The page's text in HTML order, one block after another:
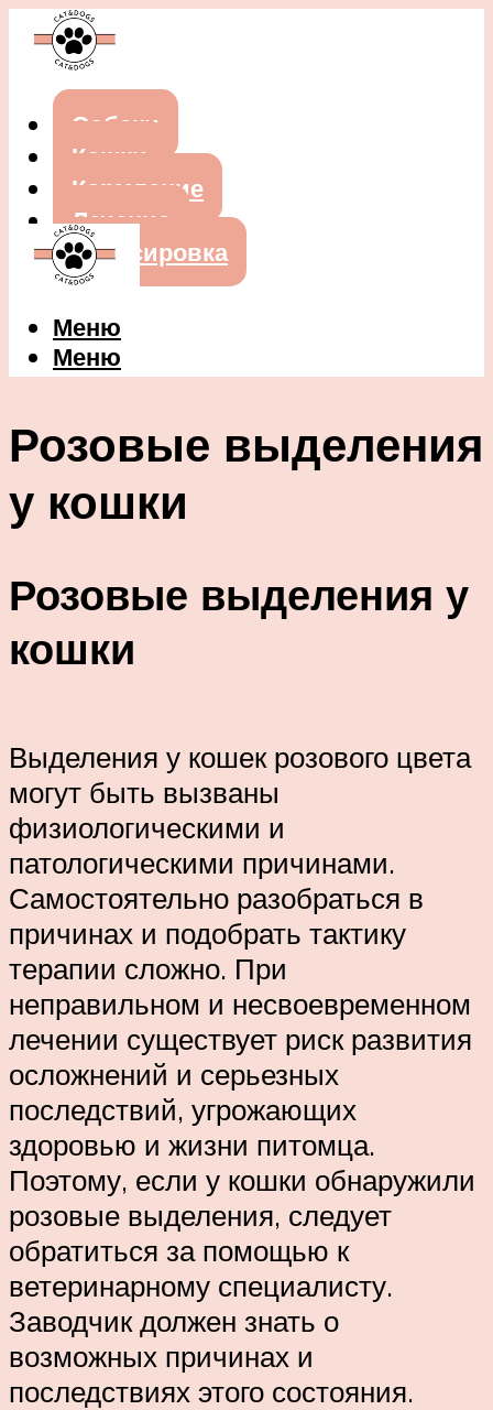
Собаки
Кошки
Кормление
Лечение
Дрессировка
Меню
Меню
Розовые выделения
у кошки
Розовые выделения у
кошки
Выделения у кошек розового цвета
могут быть вызваны
физиологическими и
патологическими причинами.
Самостоятельно разобраться в
причинах и подобрать тактику
терапии сложно. При
неправильном и несвоевременном
лечении существует риск развития
осложнений и серьезных
последствий, угрожающих
здоровью и жизни питомца.
Поэтому, если у кошки обнаружили
розовые выделения, следует
обратиться за помощью к
ветеринарному специалисту.
Заводчик должен знать о
возможных причинах и
последствиях этого состояния.